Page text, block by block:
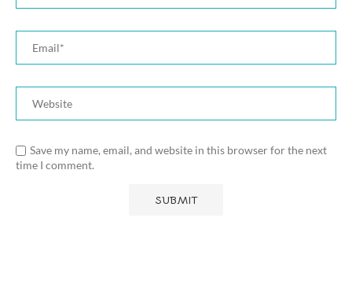
Save my name, email, and website in this browser for the next
time I comment.